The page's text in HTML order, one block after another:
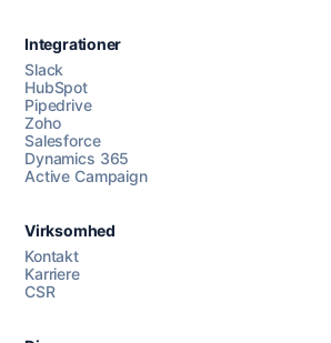
Chat med oss
Integrationer
Slack
HubSpot
Pipedrive
Zoho
Salesforce
Dynamics 365
Active Campaign
Virksomhed
Kontakt
Karriere
CSR